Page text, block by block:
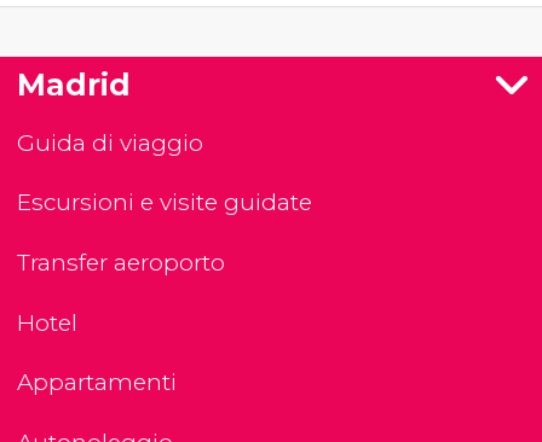
Madrid
Guida di viaggio
Escursioni e visite guidate
Transfer aeroporto
Hotel
Appartamenti